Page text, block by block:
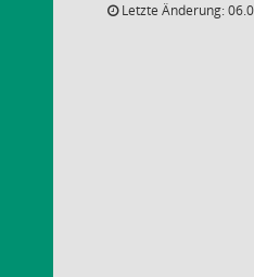
Letzte Änderung: